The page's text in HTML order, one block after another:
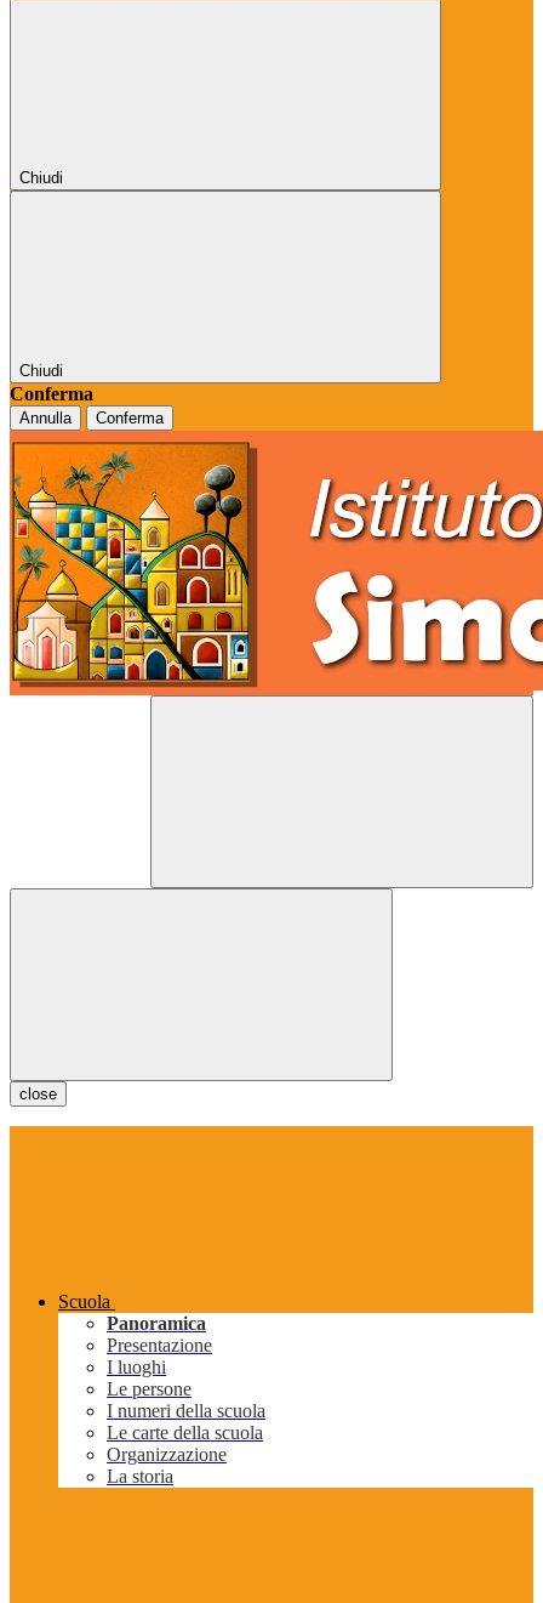
Chiudi
Chiudi
Conferma
Annulla Conferma
close
Scuola
Panoramica
Presentazione
I luoghi
Le persone
I numeri della scuola
Le carte della scuola
Organizzazione
La storia